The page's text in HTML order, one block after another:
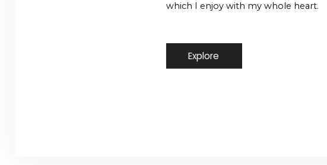
which I enjoy with my whole heart.
Explore